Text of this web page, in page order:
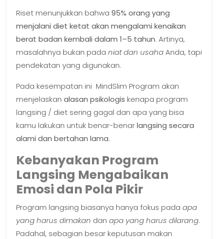
Riset menunjukkan bahwa 95% orang yang
menjalani diet ketat akan mengalami kenaikan
berat badan kembali dalam 1–5 tahun. Artinya,
masalahnya bukan pada niat dan usahaAnda, tapi
pendekatan yang digunakan.
Pada kesempatan ini MindSlim Program akan
menjelaskan alasan psikologis kenapa program
langsing / diet sering gagal dan apa yang bisa
kamu lakukan untuk benar-benarlangsing secara
alami dan bertahan lama.
Kebanyakan Program
Langsing Mengabaikan
Emosi dan Pola Pikir
Program langsing biasanya hanya fokus pada apa
yang harus dimakan dan apa yang harus dilarang.
Padahal, sebagian besar keputusan makan